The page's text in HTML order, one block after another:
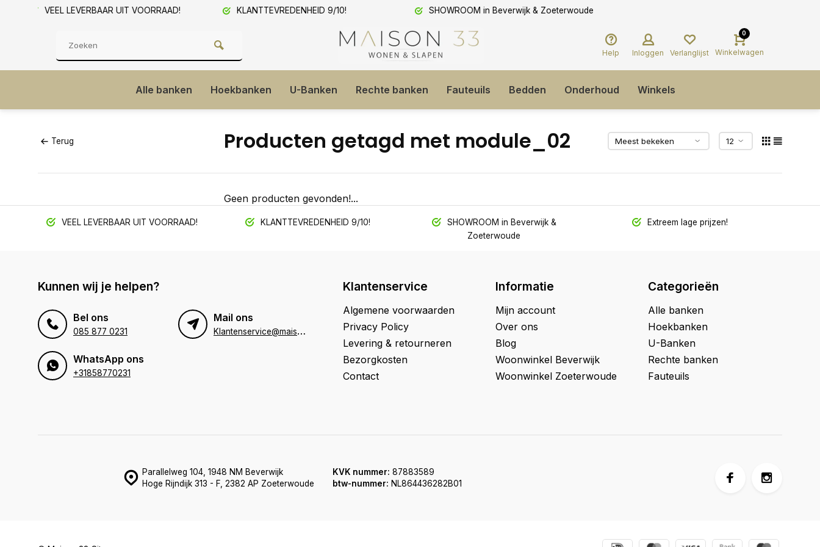
KLANTTEVREDENHEID 9/10! SHOWROOM in Beverwijk & Zoeterwoude Extreem lage prijzen!
Help Inloggen Verlanglijst
0
Winkelwagen
Alle banken Hoekbanken U-Banken Rechte banken Fauteuils Bedden Onderhoud Winkels
Terug Producten getagd met module_02
Geen producten gevonden!...
VEEL LEVERBAAR UIT VOORRAAD! KLANTTEVREDENHEID 9/10!
SHOWROOM in Beverwijk &
Zoeterwoude
Extreem lage prijzen!
Kunnen wij je helpen?
Bel ons
085 877 0231
Mail ons
K
lantenservice@maison33.nl
WhatsApp ons
+31858770231
Klantenservice
Algemene voorwaarden
Privacy Policy
Levering & retourneren
Bezorgkosten
Contact
Informatie
Mijn account
Over ons
Blog
Woonwinkel Beverwijk
Woonwinkel Zoeterwoude
Categorieën
Alle banken
Hoekbanken
U-Banken
Rechte banken
Fauteuils
Parallelweg 104, 1948 NM Beverwijk
Hoge Rijndijk 313 - F, 2382 AP Zoeterwoude
KVK nummer: 87883589
btw-nummer: NL864436282B01